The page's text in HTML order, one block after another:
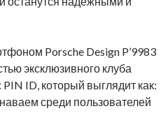
Porsche Design P’9983
эксклюзивного клуба
ID, который выглядит как:
среди пользователей